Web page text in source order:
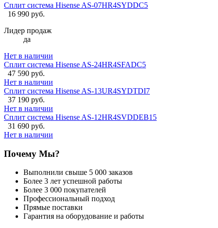
Сплит система Hisense AS-07HR4SYDDC5
16 990 руб.
Лидер продаж
да
Нет в наличии
Сплит система Hisense AS-24HR4SFADC5
47 590 руб.
Нет в наличии
Сплит система Hisense AS-13UR4SYDTDI7
37 190 руб.
Нет в наличии
Сплит система Hisense AS-12HR4SVDDEB15
31 690 руб.
Нет в наличии
Почему Мы?
Выполнили свыше 5 000 заказов
Более 3 лет успешной работы
Более 3 000 покупателей
Профессиональный подход
Прямые поставки
Гарантия на оборудование и работы